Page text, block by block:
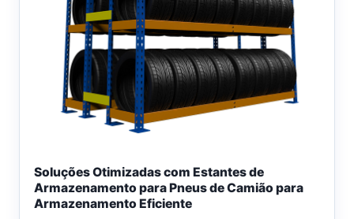
Soluções Otimizadas com Estantes de
Armazenamento para Pneus de Camião para
Armazenamento Eficiente